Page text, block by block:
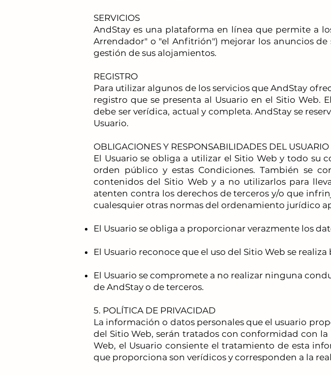
SERVICIOS
AndStay es una plataforma en línea que permite a
Arrendador" o "el Anfitrión") mejorar los anuncios
gestión de sus alojamientos.
REGISTRO
Para utilizar algunos de los servicios que AndStay
registro que se presenta al Usuario en el Sitio
debe ser verídica, actual y completa. AndStay se
Usuario.
OBLIGACIONES Y RESPONSABILIDADES DEL USUARIO
El Usuario se obliga a utilizar el Sitio Web y todo su
orden público y estas Condiciones. También se
contenidos del Sitio Web y a no utilizarlos para
atenten contra los derechos de terceros y/o que
cualesquier otras normas del ordenamiento jurídico
El Usuario se obliga a proporcionar verazmente los
El Usuario reconoce que el uso del Sitio Web se
El Usuario se compromete a no realizar ninguna
de AndStay o de terceros.
5. POLÍTICA DE PRIVACIDAD
La información o datos personales que el usuario
del Sitio Web, serán tratados con conformidad con
Web, el Usuario consiente el tratamiento de esta
que proporciona son verídicos y corresponden a la